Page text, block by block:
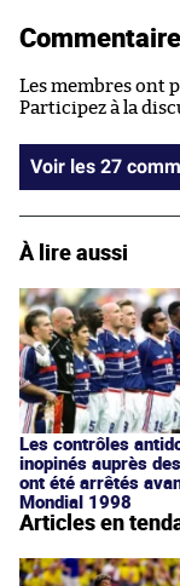
Les membres ont
Participez à la
Voir les
À lire aussi
Les contrôles
inopinés auprès
ont été arrêtés
Mondial 1998
Articles en